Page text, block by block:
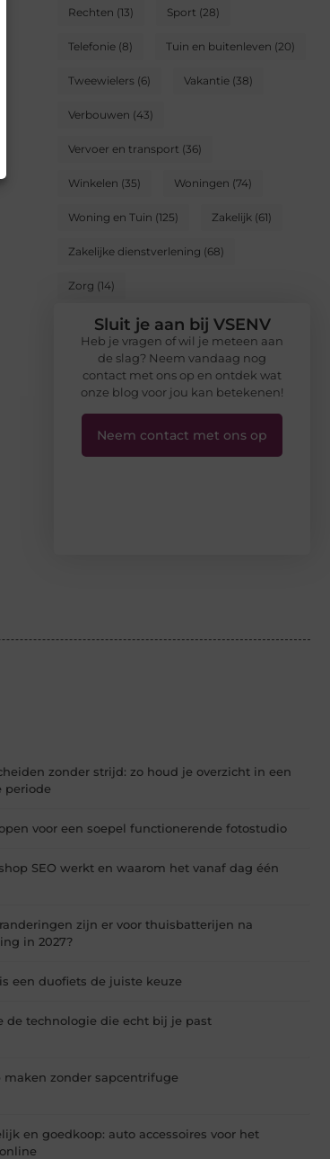
Rechten (13) Sport (28)
Telefonie (8) Tuin en buitenleven (20)
Tweewielers (6) Vakantie (38)
Verbouwen (43)
Vervoer en transport (36)
Winkelen (35) Woningen (74)
Woning en Tuin (125) Zakelijk (61)
Zakelijke dienstverlening (68)
Zorg (14)
Sluit je aan bij VSENV
Heb je vragen of wil je meteen aan
de slag? Neem vandaag nog
contact met ons op en ontdek wat
onze blog voor jou kan betekenen!
Neem contact met ons op
zonder strijd: zo houd je overzicht in een
periode
voor een soepel functionerende fotostudio
SEO werkt en waarom het vanaf dag één
zijn er voor thuisbatterijen na
in 2027?
een duofiets de juiste keuze
de technologie die echt bij je past
maken zonder sapcentrifuge
en goedkoop: auto accessoires voor het